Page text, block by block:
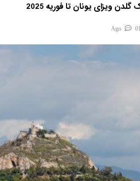
ویزای یونان تا فوریه 2025
0